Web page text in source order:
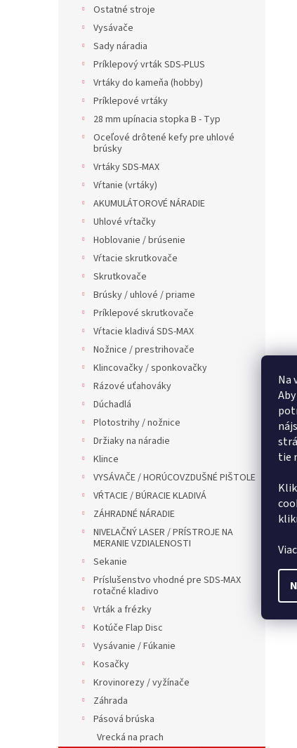
Na
tie
Ostatné stroje
Vysávače
Sady náradia
Príklepový vrták SDS-PLUS
Vrtáky do kameňa (hobby)
Príklepové vrtáky
28 mm upínacia stopka B - Typ
Oceľové drôtené kefy pre uhlové
brúsky
Vrtáky SDS-MAX
Vŕtanie (vrtáky)
AKUMULÁTOROVÉ NÁRADIE
Uhlové vŕtačky
Hoblovanie / brúsenie
Vŕtacie skrutkovače
Skrutkovače
Brúsky / uhlové / priame
Príklepové skrutkovače
Vŕtacie kladivá SDS-MAX
Nožnice / prestrihovače
Klincovačky / sponkovačky
Rázové uťahováky
Dúchadlá
Plotostrihy / nožnice
Držiaky na náradie
Klince
VYSÁVAČE / HORÚCOVZDUŠNÉ PIŠTOLE
VŔTACIE / BÚRACIE KLADIVÁ
ZÁHRADNÉ NÁRADIE
NIVELAČNÝ LASER / PRÍSTROJE NA
MERANIE VZDIALENOSTI
Sekanie
Príslušenstvo vhodné pre SDS-MAX
rotačné kladivo
Vrták a frézky
Kotúče Flap Disc
Vysávanie / Fúkanie
Kosačky
Krovinorezy / vyžínače
Záhrada
Pásová brúska
Vrecká na prach